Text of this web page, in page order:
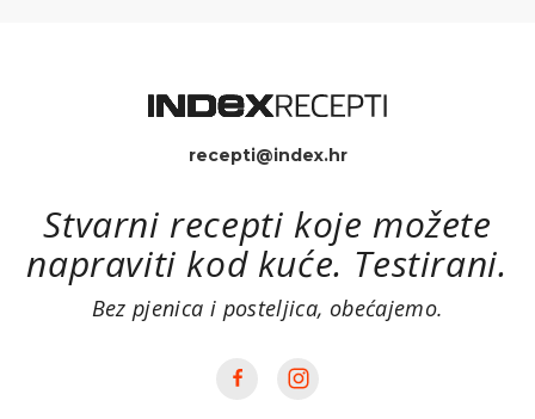
recepti@index.hr
Stvarni recepti koje možete
napraviti kod kuće. Testirani.
Bez pjenica i posteljica, obećajemo.